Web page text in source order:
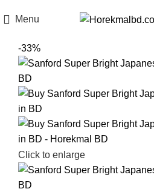
Menu
-33%
Click to enlarge